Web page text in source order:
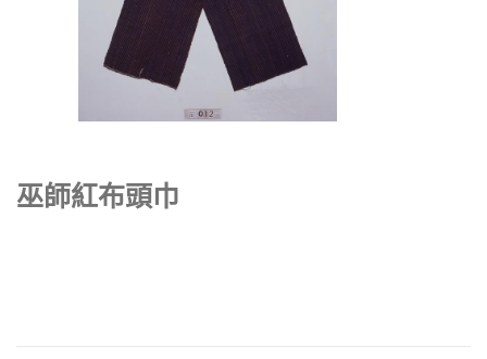
巫師紅布頭巾